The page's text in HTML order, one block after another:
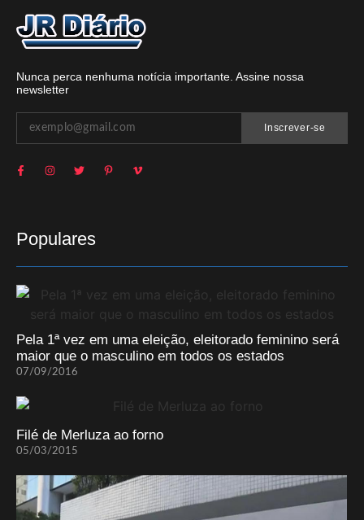
Nunca perca nenhuma notícia importante. Assine nossa
newsletter
Inscrever-se
Populares
Pela 1ª vez em uma eleição, eleitorado feminino será
maior que o masculino em todos os estados
07/09/2016
Filé de Merluza ao forno
05/03/2015